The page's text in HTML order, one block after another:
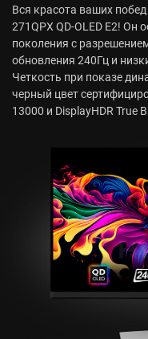
Вся красота ваших
271QPX QD-OLED E2! Он
поколения с
обновления 240Гц и
Четкость при показе
черный цвет
13000 и DisplayHDR True